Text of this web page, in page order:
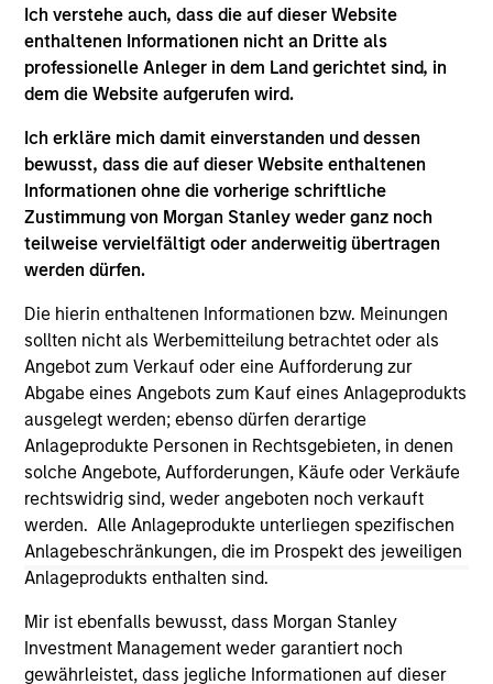
Ich verstehe auch, dass die auf dieser Website
enthaltenen Informationen nicht an Dritte als
professionelle Anleger in dem Land gerichtet sind, in
dem die Website aufgerufen wird.
Ich erkläre mich damit einverstanden und dessen
bewusst, dass die auf dieser Website enthaltenen
Informationen ohne die vorherige schriftliche
Zustimmung von Morgan Stanley weder ganz noch
teilweise vervielfältigt oder anderweitig übertragen
werden dürfen.
Die hierin enthaltenen Informationen bzw. Meinungen
sollten nicht als Werbemitteilung betrachtet oder als
Angebot zum Verkauf oder eine Aufforderung zur
Abgabe eines Angebots zum Kauf eines Anlageprodukts
ausgelegt werden; ebenso dürfen derartige
Anlageprodukte Personen in Rechtsgebieten, in denen
solche Angebote, Aufforderungen, Käufe oder Verkäufe
rechtswidrig sind, weder angeboten noch verkauft
werden. Alle Anlageprodukte unterliegen spezifischen
Anlagebeschränkungen, die im Prospekt des jeweiligen
Anlageprodukts enthalten sind.
Mir ist ebenfalls bewusst, dass Morgan Stanley
Investment Management weder garantiert noch
gewährleistet, dass jegliche Informationen auf dieser
not constitute and should not be construed as an
offering of advisory services or an offer to sell or a
solicitation of an offer to buy any securities in any
jurisdiction in which such offer or solicitation,
purchase or sale would be unlawful under the
securities, insurance or other laws of such jurisdiction.
All investing involves risks, including a loss of principal.
Please refer to the strategy detail page for important
information on the strategy, including additional risk
considerations.
Morgan Stanley
Morgan Stanley Careers